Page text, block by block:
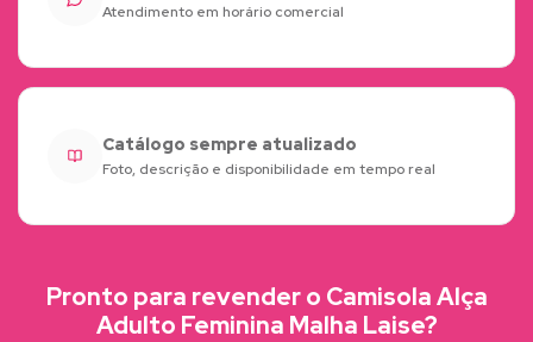
Atendimento em horário comercial
Catálogo sempre atualizado
Foto, descrição e disponibilidade em tempo real
Pronto para revender o Camisola Alça
Adulto Feminina Malha Laise?